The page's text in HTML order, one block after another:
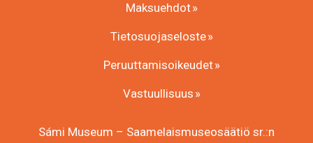
Maksuehdot
Tietosuojaseloste
Peruuttamisoikeudet
Vastuullisuus
Sámi Museum – Saamelaismuseosäätiö sr.:n